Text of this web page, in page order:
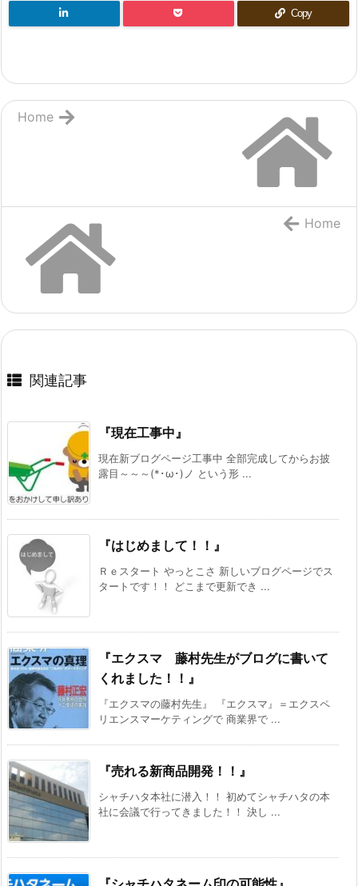
Copy
Home
Home
関連記事
『現在工事中』
現在新ブログページ工事中 全部完成してからお披
露目～～～(*･ω･)ノ という形 ...
『はじめまして！！』
Ｒｅスタート やっとこさ 新しいブログページでス
タートです！！ どこまで更新でき ...
『エクスマ 藤村先生がブログに書いて
くれました！！』
『エクスマの藤村先生』 『エクスマ』＝エクスペ
リエンスマーケティングで 商業界で ...
『売れる新商品開発！！』
シャチハタ本社に潜入！！ 初めてシャチハタの本
社に会議で行ってきました！！ 決し ...